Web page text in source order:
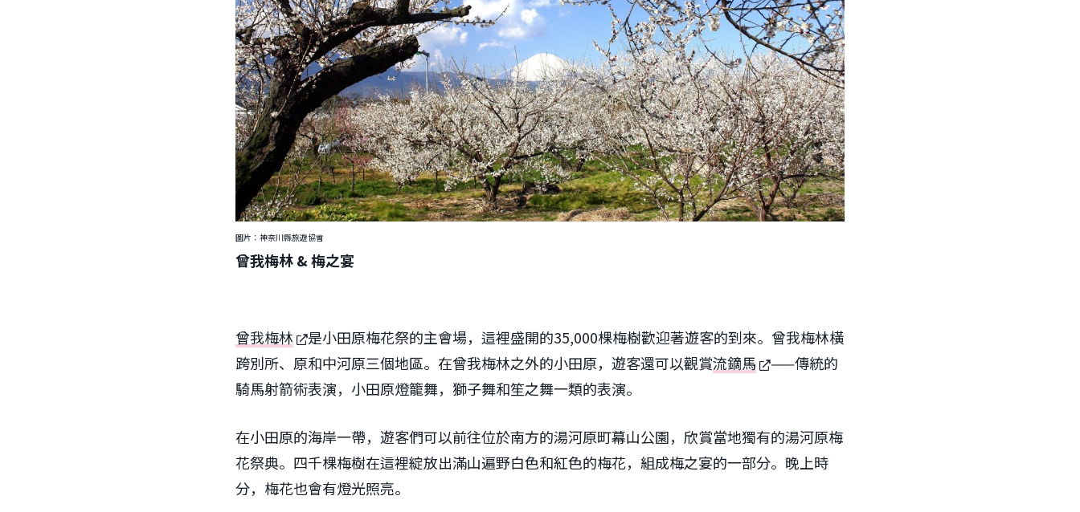
圖片：神奈川縣旅遊協會
曾我梅林 & 梅之宴
曾我梅林
是小田原梅花祭的主會場，這裡盛開的35,000棵梅樹歡迎著遊客的到來。曾我梅林橫
跨別所、原和中河原三個地區。在曾我梅林之外的小田原，遊客還可以觀賞流鏑馬
——傳統的
騎馬射箭術表演，小田原燈籠舞，獅子舞和笙之舞一類的表演。
在小田原的海岸一帶，遊客們可以前往位於南方的湯河原町幕山公園，欣賞當地獨有的湯河原梅
花祭典。四千棵梅樹在這裡綻放出滿山遍野白色和紅色的梅花，組成梅之宴的一部分。晚上時
分，梅花也會有燈光照亮。